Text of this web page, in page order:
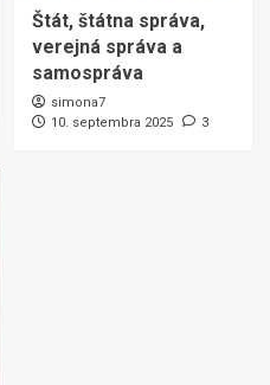
Štát, štátna správa,
verejná správa a
samospráva
simona7
10. septembra 2025
3